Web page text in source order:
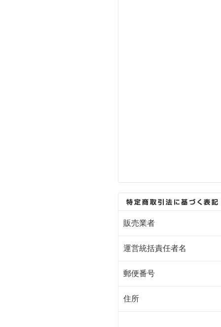
販売業者
運営統括責任者名
郵便番号
住所